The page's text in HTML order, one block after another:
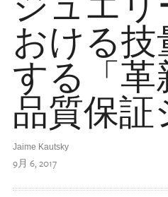
おける
する「革
品質保証
Jaime Kautsky
9月 6, 2017